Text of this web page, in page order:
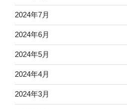
2024年7月
2024年6月
2024年5月
2024年4月
2024年3月